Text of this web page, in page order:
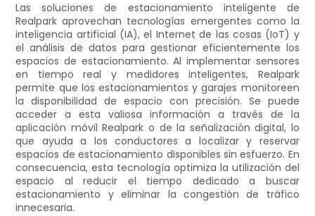
Las soluciones de estacionamiento inteligente de
Realpark aprovechan tecnologías emergentes como la
inteligencia artificial (IA), el Internet de las cosas (IoT) y
el análisis de datos para gestionar eficientemente los
espacios de estacionamiento. Al implementar sensores
en tiempo real y medidores inteligentes, Realpark
permite que los estacionamientos y garajes monitoreen
la disponibilidad de espacio con precisión. Se puede
acceder a esta valiosa información a través de la
aplicación móvil Realpark o de la señalización digital, lo
que ayuda a los conductores a localizar y reservar
espacios de estacionamiento disponibles sin esfuerzo. En
consecuencia, esta tecnología optimiza la utilización del
espacio al reducir el tiempo dedicado a buscar
estacionamiento y eliminar la congestión de tráfico
innecesaria.